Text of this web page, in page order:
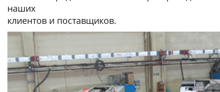
наших
клиентов и поставщиков.